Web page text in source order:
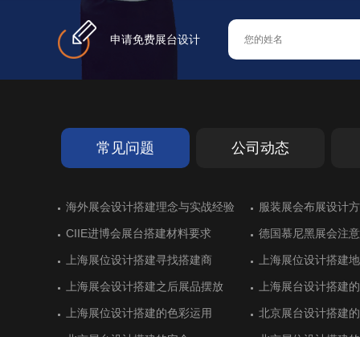
申请免费展台设计
常见问题 公司动态
德国艾森超过十年历史的展览搭建
展位搭建出彩：德
德国科隆食品与饮料展览展位设计 法国巴黎航空展展
海外展会设计搭建理念与实战经验 服装展会布展设计
CIIE进博会展台搭建材料要求 德国慕尼黑展会注
上海展位设计搭建寻找搭建商 上海展位设计搭建
上海展会设计搭建之后展品摆放 上海展台设计搭建
上海展位设计搭建的色彩运用 北京展台设计搭建
斯里兰卡亮相进博会展台设计 墨西哥展台设计搭
黄石开发区展位设计搭建顺利 湖北商务厅展台设
广东保威展位设计抢眼 虎克展台搭建空间
杭州精工展台设计搭建一丝不苟 卫凯化工科技感展
杭州精工展位设计精益求精 美思德化学展台设
德国斯图加特橡胶展展台搭建 化工企业展台设计
计
沙特利雅得国际建筑和建材展展位设
意大利博洛尼亚食
德国艾森超过十年历史的展览搭建
展位搭建出彩：德
德国科隆食品与饮料展览展位设计 法国巴黎航空展展
海外展会设计搭建理念与实战经验 服装展会布展设计
CIIE进博会展台搭建材料要求 德国慕尼黑展会注
上海展位设计搭建寻找搭建商 上海展位设计搭建
上海展会设计搭建之后展品摆放 上海展台设计搭建
上海展位设计搭建的色彩运用 北京展台设计搭建